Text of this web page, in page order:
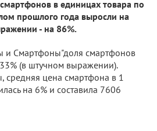
в единицах товара по
прошлого года выросли на
- на 86%.
и Смартфоны"доля смартфонов
(в штучном выражении).
средняя цена смартфона в 1
на 6% и составила 7606